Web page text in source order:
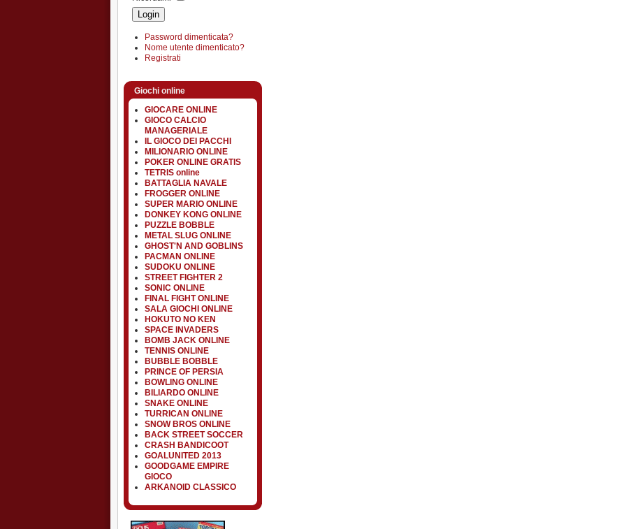
Password dimenticata?
Nome utente dimenticato?
Registrati
Giochi online
GIOCARE ONLINE
GIOCO CALCIO
MANAGERIALE
IL GIOCO DEI PACCHI
MILIONARIO ONLINE
POKER ONLINE GRATIS
TETRIS online
BATTAGLIA NAVALE
FROGGER ONLINE
SUPER MARIO ONLINE
DONKEY KONG ONLINE
PUZZLE BOBBLE
METAL SLUG ONLINE
GHOST'N AND GOBLINS
PACMAN ONLINE
SUDOKU ONLINE
STREET FIGHTER 2
SONIC ONLINE
FINAL FIGHT ONLINE
SALA GIOCHI ONLINE
HOKUTO NO KEN
SPACE INVADERS
BOMB JACK ONLINE
TENNIS ONLINE
BUBBLE BOBBLE
PRINCE OF PERSIA
BOWLING ONLINE
BILIARDO ONLINE
SNAKE ONLINE
TURRICAN ONLINE
SNOW BROS ONLINE
BACK STREET SOCCER
CRASH BANDICOOT
GOALUNITED 2013
GOODGAME EMPIRE
GIOCO
ARKANOID CLASSICO